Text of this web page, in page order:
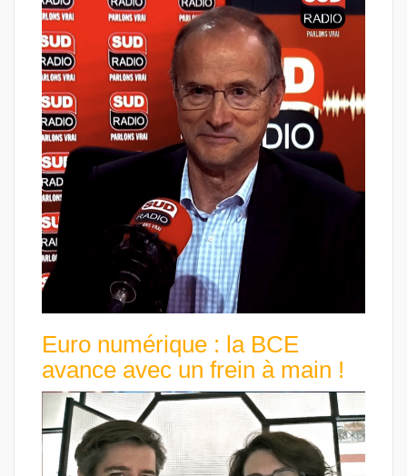
Euro numérique : la BCE
avance avec un frein à main !